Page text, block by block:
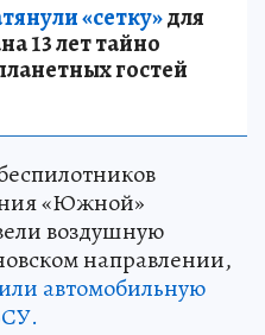
«сетку»для
13 лет тайно
гостей
«Южной»
воздушную
направлении,
автомобильную